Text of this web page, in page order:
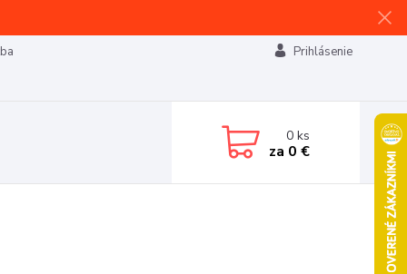
Prihlásenie
0ks
za 0 €